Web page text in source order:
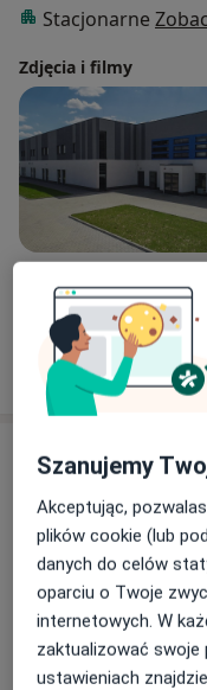
Stacjonarne
Zdjęcia i filmy
Zobacz galerię (4)
Aktualności
Danuta Zielnik
Inwalidów
W Poradni
leczymy
Wykonujemy
operację zatok
przegrody
Szanujemy
Akceptując,
plików cookie (lub
danych do celów
oparciu o Twoje
internetowych. W
zaktualizować swoje
ustawieniach